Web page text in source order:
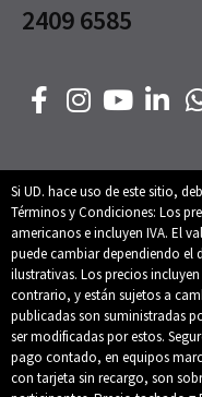
2409 6585
Si UD. hace uso de este sitio,
Términos y Condiciones: Los
americanos e incluyen IVA. El
puede cambiar dependiendo el
ilustrativas. Los precios
contrario, y están sujetos a
publicadas son suministradas
ser modificadas por estos.
pago contado, en equipos
con tarjeta sin recargo, son